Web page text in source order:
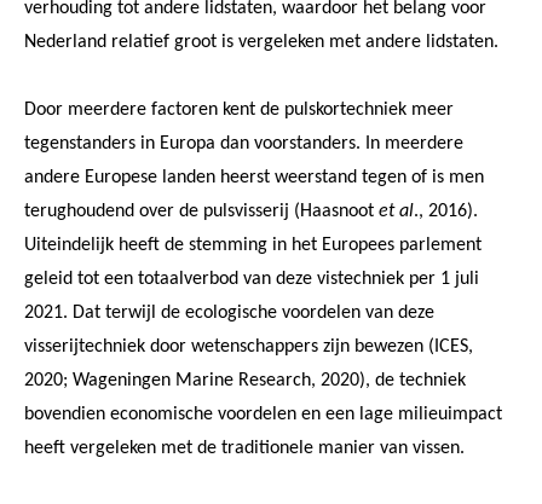
verhouding tot andere lidstaten, waardoor het belang voor
Nederland relatief groot is vergeleken met andere lidstaten.
Door meerdere factoren kent de pulskortechniek meer
tegenstanders in Europa dan voorstanders. In meerdere
andere Europese landen heerst weerstand tegen of is men
terughoudend over de pulsvisserij (Haasnoot et al., 2016).
Uiteindelijk heeft de stemming in het Europees parlement
geleid tot een totaalverbod van deze vistechniek per 1 juli
2021. Dat terwijl de ecologische voordelen van deze
visserijtechniek door wetenschappers zijn bewezen (ICES,
2020; Wageningen Marine Research, 2020), de techniek
bovendien economische voordelen en een lage milieuimpact
heeft vergeleken met de traditionele manier van vissen.